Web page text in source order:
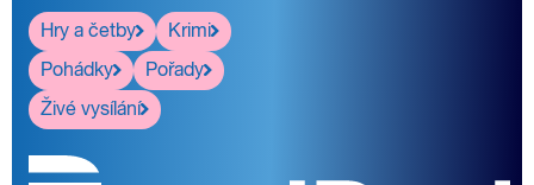
Hry a četby
Krimi
Pohádky
Pořady
Živé vysílání